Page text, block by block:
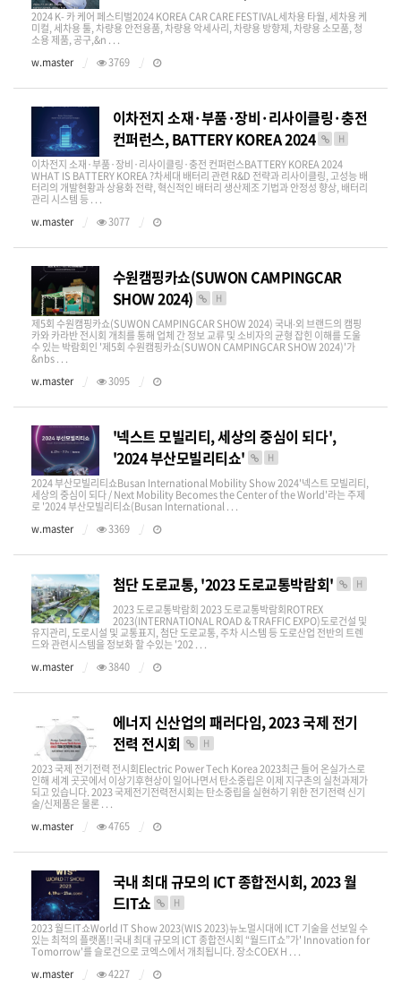
2024 K- 카 케어 페스티벌2024 KOREA CAR CARE FESTIVAL세차용 타월, 세차용 케
미컬, 세차용 툴, 차량용 안전용품, 차량용 악세사리, 차량용 방향제, 차량용 소모품, 청
소용 제품, 공구,&n . . .
w.master
3769
이차전지 소재·부품·장비·리사이클링·충전
컨퍼런스, BATTERY KOREA 2024
H
이차전지 소재·부품·장비·리사이클링·충전 컨퍼런스BATTERY KOREA 2024​
WHAT IS BATTERY KOREA ?차세대 배터리 관련 R&D 전략과 리사이클링, 고성능 배
터리의 개발현황과 상용화 전략, 혁신적인 배터리 생산제조 기법과 안정성 향상, 배터리
관리 시스템 등 . . .
w.master
3077
수원캠핑카쇼(SUWON CAMPINGCAR
SHOW 2024)
H
제5회 수원캠핑카쇼(SUWON CAMPINGCAR SHOW 2024) 국내∙외 브랜드의 캠핑
카와 카라반 전시회 개최를 통해 업체 간 정보 교류 및 소비자의 균형 잡힌 이해를 도울
수 있는 박람회인 '제5회 수원캠핑카쇼(SUWON CAMPINGCAR SHOW 2024)'가
&nbs . . .
w.master
3095
'넥스트 모빌리티, 세상의 중심이 되다',
'2024 부산모빌리티쇼'
H
2024 부산모빌리티쇼Busan International Mobility Show 2024'넥스트 모빌리티,
세상의 중심이 되다 / Next Mobility Becomes the Center of the World'라는 주제
로 '2024 부산모빌리티쇼(Busan International . . .
w.master
3369
첨단 도로교통, '2023 도로교통박람회' H
2023 도로교통박람회 2023 도로교통박람회ROTREX
2023(INTERNATIONAL ROAD & TRAFFIC EXPO)​도로건설 및
유지관리, 도로시설 및 교통표지, 첨단 도로교통, 주차 시스템 등 도로산업 전반의 트렌
드와 관련시스템을 정보화 할 수있는 '202 . . .
w.master
3840
에너지 신산업의 패러다임, 2023 국제 전기
전력 전시회
H
2023 국제 전기전력 전시회Electric Power Tech Korea 2023​​최근 들어 온실가스로
인해 세계 곳곳에서 이상기후현상이 일어나면서 탄소중립은 이제 지구촌의 실천과제가
되고 있습니다. 2023 국제전기전력전시회는 탄소중립을 실현하기 위한 전기전력 신기
술/신제품은 물론 . . .
w.master
4765
국내 최대 규모의 ICT 종합전시회, 2023 월
드IT쇼
H
2023 월드IT쇼World IT Show 2023(WIS 2023)​뉴노멀시대에 ICT 기술을 선보일 수
있는 최적의 플랫폼!!국내 최대 규모의 ICT 종합전시회 “월드IT쇼”가' Innovation for
Tomorrow'를 슬로건으로 코엑스에서 개최됩니다. 장소COEX H . . .
w.master
4227